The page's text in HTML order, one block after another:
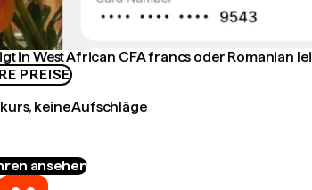
in West African CFA francs oder Romanian lei
PREISE
keine Aufschläge
ansehen